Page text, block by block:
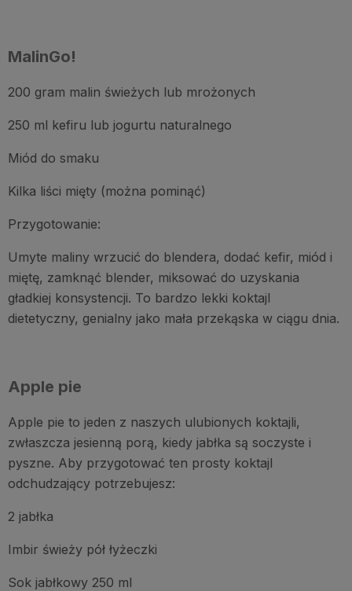
MalinGo!
200 gram malin świeżych lub mrożonych
250 ml kefiru lub jogurtu naturalnego
Miód do smaku
Kilka liści mięty (można pominąć)
Przygotowanie:
Umyte maliny wrzucić do blendera, dodać kefir, miód i
miętę, zamknąć blender, miksować do uzyskania
gładkiej konsystencji. To bardzo lekki koktajl
dietetyczny, genialny jako mała przekąska w ciągu dnia.
Apple pie
Apple pie to jeden z naszych ulubionych koktajli,
zwłaszcza jesienną porą, kiedy jabłka są soczyste i
pyszne. Aby przygotować ten prosty koktajl
odchudzający potrzebujesz:
2 jabłka
Imbir świeży pół łyżeczki
Sok jabłkowy 250 ml